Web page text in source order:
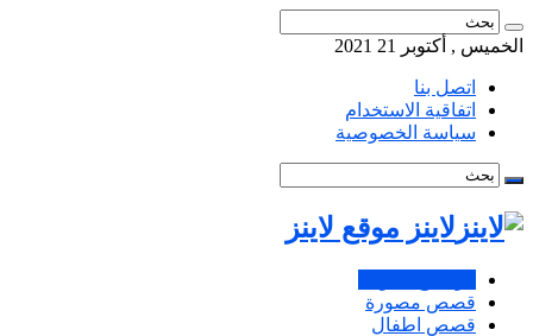
الخميس , أكتوبر 21 2021
اتصل بنا
اتفاقية الاستخدام
سياسة الخصوصية
لاينز موقع لاينز
قصص مصورة
قصص اطفال